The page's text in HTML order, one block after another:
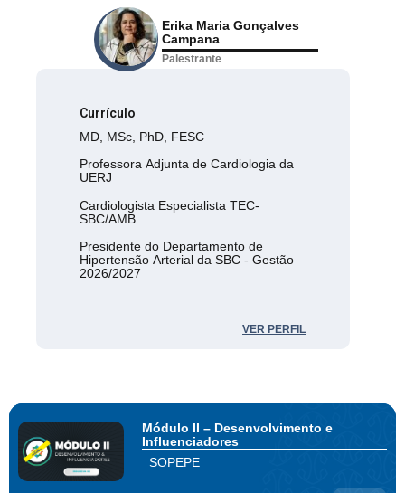
Erika Maria Gonçalves
Campana
Palestrante
Currículo
MD, MSc, PhD, FESC
Professora Adjunta de Cardiologia da
UERJ
Cardiologista Especialista TEC-
SBC/AMB
Presidente do Departamento de
Hipertensão Arterial da SBC - Gestão
2026/2027
VER PERFIL
Módulo II – Desenvolvimento e
Influenciadores
SOPEPE